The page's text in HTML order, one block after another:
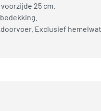
25 cm.
Exclusief